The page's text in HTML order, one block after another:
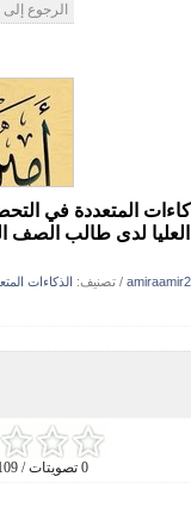
الرجوع إلى
المتعددة في
العليا لدى طالب الصف
/ تصنيف: الذكاءات
0 تصويتات / 109 مشاهدة